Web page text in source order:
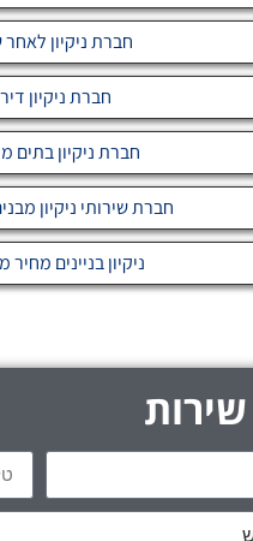
חברת ניקיון לאחר
חברת ניקיון
חברת ניקיון בתים
חברת שירותי ניקיון
ניקיון בניינים מחיר מ-